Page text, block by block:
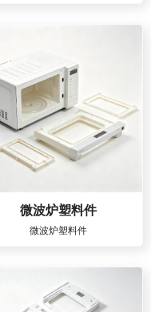
微波炉塑料件
微波炉塑料件